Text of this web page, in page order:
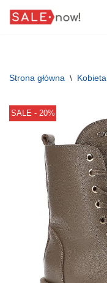
Strona główna \ Kobieta
SALE - 20%